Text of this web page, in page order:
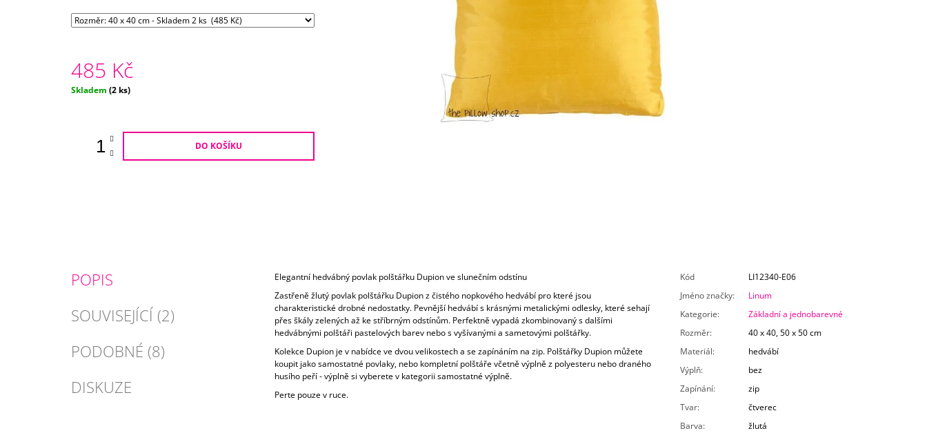
485 Kč
Měrná
Skladem (2 ks)
DO KOŠÍKU
POPIS
SOUVISEJÍCÍ (2)
PODOBNÉ (8)
DISKUZE
Elegantní hedvábný povlak polštářku Dupion ve slunečním odstínu
Zastřeně žlutý povlak polštářku Dupion z čistého nopkového hedvábí pro které jsou
charakteristické drobné nedostatky. Pevnější hedvábí s krásnými metalickými odlesky, které sehají
přes škály zelených až ke stříbrným odstínům. Perfektně vypadá zkombinovaný s dalšími
hedvábnými polštáři pastelových barev nebo s vyšívanými a sametovými polštářky.
Kolekce Dupion je v nabídce ve dvou velikostech a se zapínáním na zip. Polštářky Dupion můžete
koupit jako samostatné povlaky, nebo kompletní polštáře včetně výplně z polyesteru nebo draného
husího peří - výplně si vyberete v kategorii samostatné výplně.
Perte pouze v ruce.
Kód
LI12340-E06
Jméno značky:
Linum
Kategorie:
Základní a jednobarevné
Rozměr:
40 x 40, 50 x 50 cm
Materiál:
hedvábí
Výplň:
bez
Zapínání:
zip
Tvar:
čtverec
Barva:
žlutá